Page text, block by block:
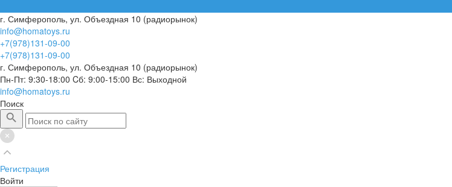
г. Симферополь, ул. Объездная 10 (радиорынок)
info@homatoys.ru
+7(978)131-09-00
+7(978)131-09-00
г. Симферополь, ул. Объездная 10 (радиорынок)
Пн-Пт: 9:30-18:00 Cб: 9:00-15:00 Вс: Выходной
info@homatoys.ru
Поиск
Регистрация
Войти